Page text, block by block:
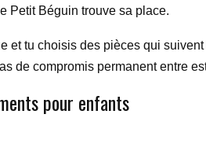
Petit Béguin trouve sa place.
et tu choisis des pièces qui
de compromis permanent entre
pour enfants